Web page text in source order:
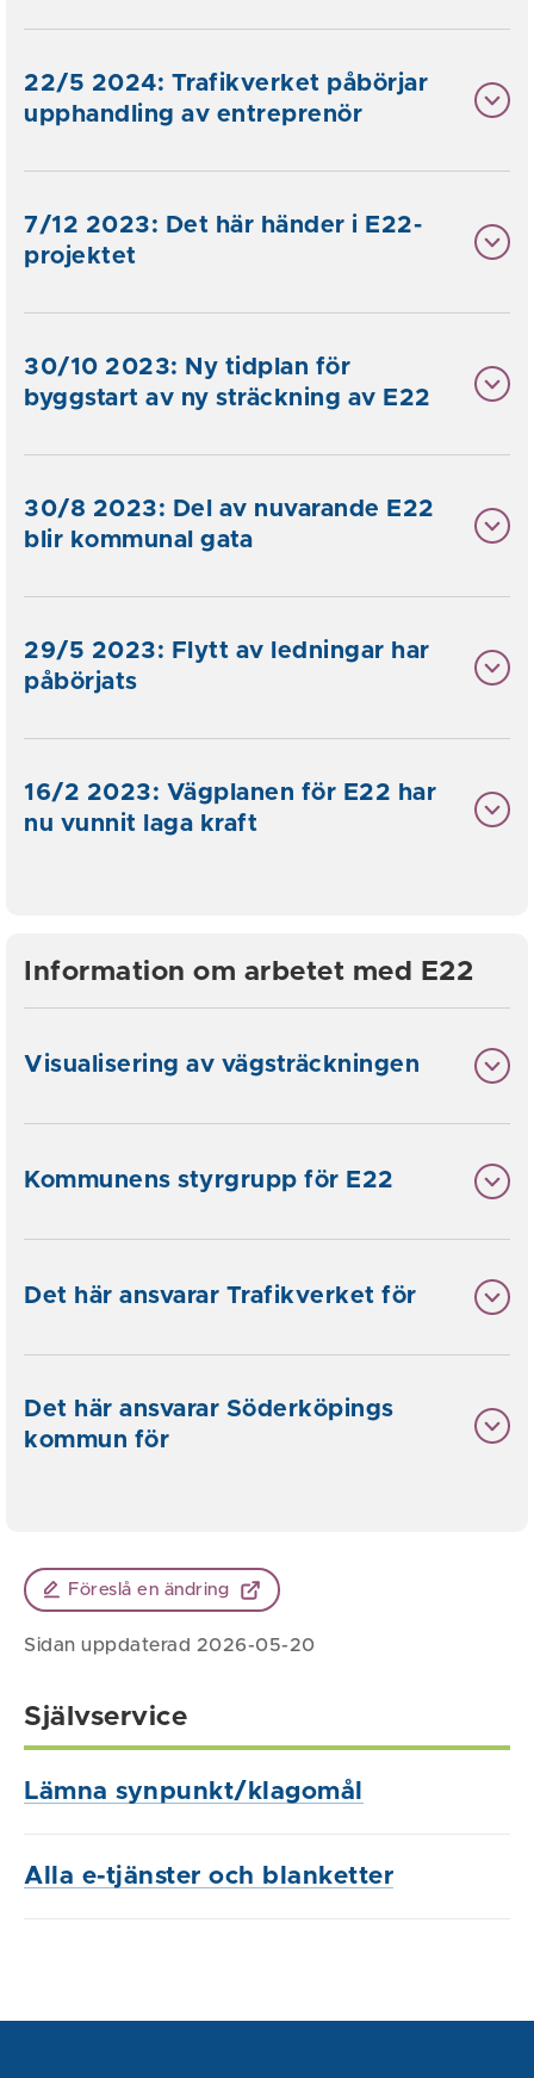
22/5 2024: Trafikverket påbörjar
upphandling av entreprenör
7/12 2023: Det här händer i E22-
projektet
30/10 2023: Ny tidplan för
byggstart av ny sträckning av E22
30/8 2023: Del av nuvarande E22
blir kommunal gata
29/5 2023: Flytt av ledningar har
påbörjats
16/2 2023: Vägplanen för E22 har
nu vunnit laga kraft
Information om arbetet med E22
Visualisering av vägsträckningen
Kommunens styrgrupp för E22
Det här ansvarar Trafikverket för
Det här ansvarar Söderköpings
kommun för
Föreslå en ändring
Sidan uppdaterad 2026-05-20
Självservice
Lämna synpunkt/klagomål
Alla e-tjänster och blanketter